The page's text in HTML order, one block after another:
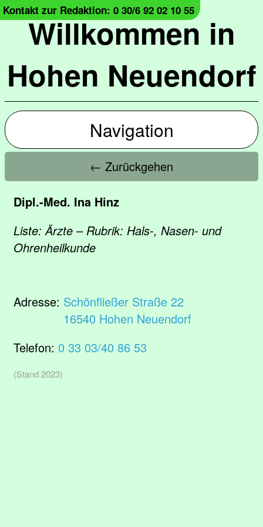
Willkommen in
Hohen Neuendorf
Kontakt zur Redaktion: 0 30/6 92 02 10 55
Navigation
← Zurückgehen
Dipl.-Med. Ina Hinz
Liste: Ärzte – Rubrik: Hals-, Nasen- und
Ohrenheilkunde
Adresse: Schönfließer Straße 22
16540 Hohen Neuendorf
Telefon: 0 33 03/40 86 53
(Stand 2023)